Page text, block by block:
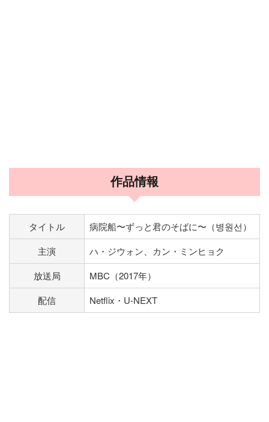
作品情報
タイトル
病院船〜ずっと君のそばに〜（병원선）
主演
ハ・ジウォン、カン・ミンヒョク
放送局
MBC（2017年）
配信
Netflix・U-NEXT